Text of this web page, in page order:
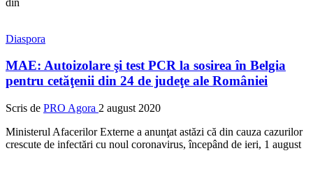
Diaspora
MAE: Autoizolare şi test PCR la sosirea în Belgia
pentru cetăţenii din 24 de judeţe ale României
Scris de PRO Agora 2 august 2020
Ministerul Afacerilor Externe a anunţat astăzi că din cauza cazurilor
crescute de infectări cu noul coronavirus, începând de ieri, 1 august